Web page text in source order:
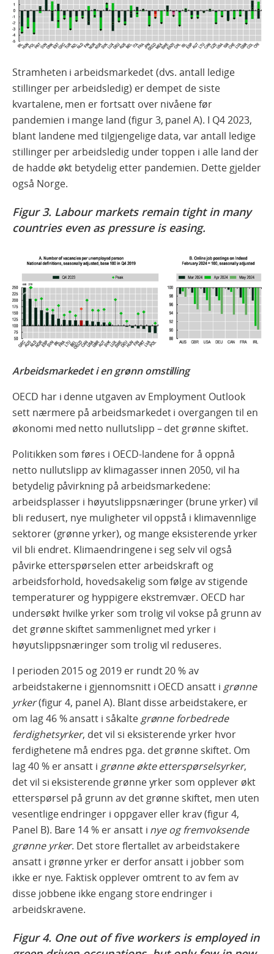
Stramheten i arbeidsmarkedet (dvs. antall ledige
stillinger per arbeidsledig) er dempet de siste
kvartalene, men er fortsatt over nivåene før
pandemien i mange land (figur 3, panel A). I Q4 2023,
blant landene med tilgjengelige data, var antall ledige
stillinger per arbeidsledig under toppen i alle land der
de hadde økt betydelig etter pandemien. Dette gjelder
også Norge.
Figur 3. Labour markets remain tight in many
countries even as pressure is easing.
Arbeidsmarkedet i en grønn omstilling
OECD har i denne utgaven av Employment Outlook
sett nærmere på arbeidsmarkedet i overgangen til en
økonomi med netto nullutslipp – det grønne skiftet.
Politikken som føres i OECD-landene for å oppnå
netto nullutslipp av klimagasser innen 2050, vil ha
betydelig påvirkning på arbeidsmarkedene:
arbeidsplasser i høyutslippsnæringer (brune yrker) vil
bli redusert, nye muligheter vil oppstå i klimavennlige
sektorer (grønne yrker), og mange eksisterende yrker
vil bli endret. Klimaendringene i seg selv vil også
påvirke etterspørselen etter arbeidskraft og
arbeidsforhold, hovedsakelig som følge av stigende
temperaturer og hyppigere ekstremvær. OECD har
undersøkt hvilke yrker som trolig vil vokse på grunn av
det grønne skiftet sammenlignet med yrker i
høyutslippsnæringer som trolig vil reduseres.
I perioden 2015 og 2019 er rundt 20 % av
arbeidstakerne i gjennomsnitt i OECD ansatt i grønne
yrker(figur 4, panel A). Blant disse arbeidstakere, er
om lag 46 % ansatt i såkalte grønne forbedrede
ferdighetsyrker, det vil si eksisterende yrker hvor
ferdighetene må endres pga. det grønne skiftet. Om
lag 40 % er ansatt i grønne økte etterspørselsyrker,
det vil si eksisterende grønne yrker som opplever økt
etterspørsel på grunn av det grønne skiftet, men uten
vesentlige endringer i oppgaver eller krav (figur 4,
Panel B). Bare 14 % er ansatt i nye og fremvoksende
grønne yrker. Det store flertallet av arbeidstakere
ansatt i grønne yrker er derfor ansatt i jobber som
ikke er nye. Faktisk opplever omtrent to av fem av
disse jobbene ikke engang store endringer i
arbeidskravene.
Figur 4. One out of five workers is employed in